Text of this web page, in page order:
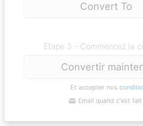
Étape 3 - Commencez la
Convertir
Et accepter nos
Email quand c'est fait